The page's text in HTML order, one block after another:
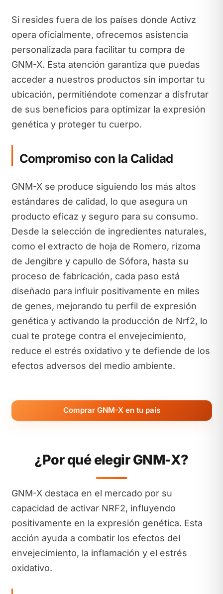
Si resides fuera de los países donde Activz
opera oficialmente, ofrecemos asistencia
personalizada para facilitar tu compra de
GNM-X. Esta atención garantiza que puedas
acceder a nuestros productos sin importar tu
ubicación, permitiéndote comenzar a disfrutar
de sus beneficios para optimizar la expresión
genética y proteger tu cuerpo.
Compromiso con la Calidad
GNM-X se produce siguiendo los más altos
estándares de calidad, lo que asegura un
producto eficaz y seguro para su consumo.
Desde la selección de ingredientes naturales,
como el extracto de hoja de Romero, rizoma
de Jengibre y capullo de Sófora, hasta su
proceso de fabricación, cada paso está
diseñado para influir positivamente en miles
de genes, mejorando tu perfil de expresión
genética y activando la producción de Nrf2, lo
cual te protege contra el envejecimiento,
reduce el estrés oxidativo y te defiende de los
efectos adversos del medio ambiente.
Comprar GNM-X en tu país
¿Por qué elegir GNM-X?
GNM-X destaca en el mercado por su
capacidad de activar NRF2, influyendo
positivamente en la expresión genética. Esta
acción ayuda a combatir los efectos del
envejecimiento, la inflamación y el estrés
oxidativo.